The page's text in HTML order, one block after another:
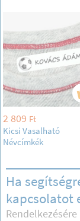
2 809 Ft
Kicsi Vasalható
Névcímkék
Ha
kapcsolatot